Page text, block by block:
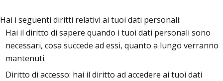
Hai i seguenti diritti relativi ai tuoi dati personali:
Hai il diritto di sapere quando i tuoi dati personali sono
necessari, cosa succede ad essi, quanto a lungo verranno
mantenuti.
Diritto di accesso: hai il diritto ad accedere ai tuoi dati